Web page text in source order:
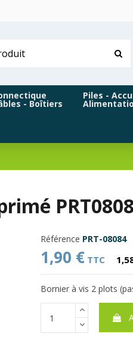
- Boîtiers
Piles -
Référence PRT-08084
1,90 € TTC
Bornier à vis 2 plots